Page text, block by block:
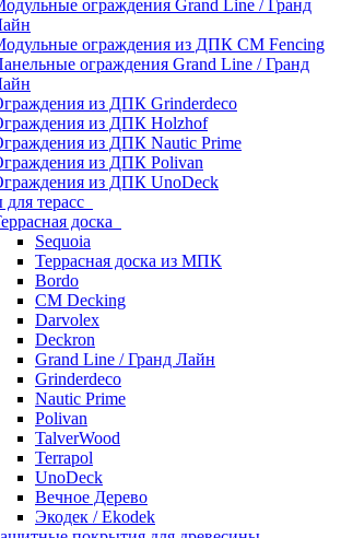
ограждения Grand Line / Гранд
ограждения из ДПК CM Fencing
ограждения Grand Line / Гранд
из ДПК Grinderdeco
из ДПК Holzhof
из ДПК Nautic Prime
из ДПК Polivan
из ДПК UnoDeck
терасс
доска
Sequoia
Террасная доска из МПК
Bordo
CM Decking
Darvolex
Deckron
Grand Line / Гранд Лайн
Grinderdeco
Nautic Prime
Polivan
TalverWood
Terrapol
UnoDeck
Вечное Дерево
Экодек / Ekodek